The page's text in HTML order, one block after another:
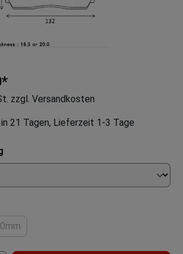
zzgl. Versandkosten
21 Tagen, Lieferzeit 1-3 Tage